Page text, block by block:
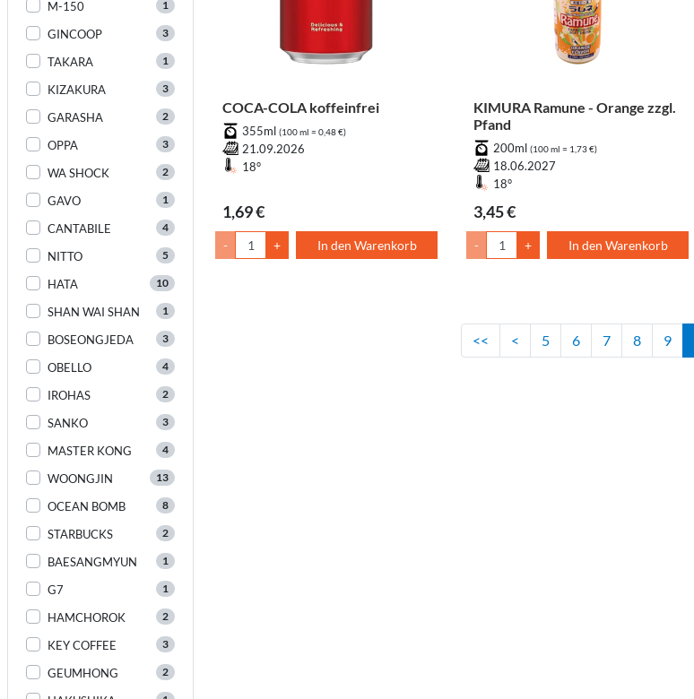
M-150 1
GINCOOP 3
TAKARA 1
KIZAKURA 3
GARASHA 2
OPPA 3
WA SHOCK 2
GAVO 1
CANTABILE 4
NITTO 5
HATA 10
SHAN WAI SHAN 1
BOSEONGJEDA 3
OBELLO 4
IROHAS 2
SANKO 3
MASTER KONG 4
WOONGJIN 13
OCEAN BOMB 8
STARBUCKS 2
BAESANGMYUN 1
G7 1
HAMCHOROK 2
KEY COFFEE 3
GEUMHONG 2
COCA-COLA koffeinfrei
355ml (100 ml = 0,48 €)
21.09.2026
18°
1,69 €
- + In den Warenkorb
KIMURA Ramune - Orange zzgl.
Pfand
200ml (100 ml = 1,73 €)
18.06.2027
18°
3,45 €
- + In den Warenkorb
<< < 5 6 7 8 9